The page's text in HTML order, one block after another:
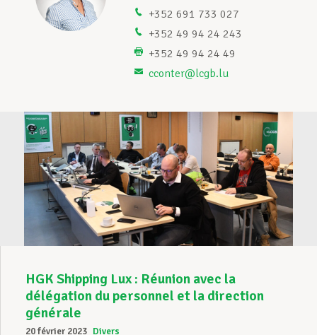
Assistance en vie privée
Devenir Membre
Actualités
+352 691 733 027
+352 49 94 24 243
+352 49 94 24 49
cconter@lcgb.lu
HGK Shipping Lux : Réunion avec la
délégation du personnel et la direction
générale
20 février 2023 Divers